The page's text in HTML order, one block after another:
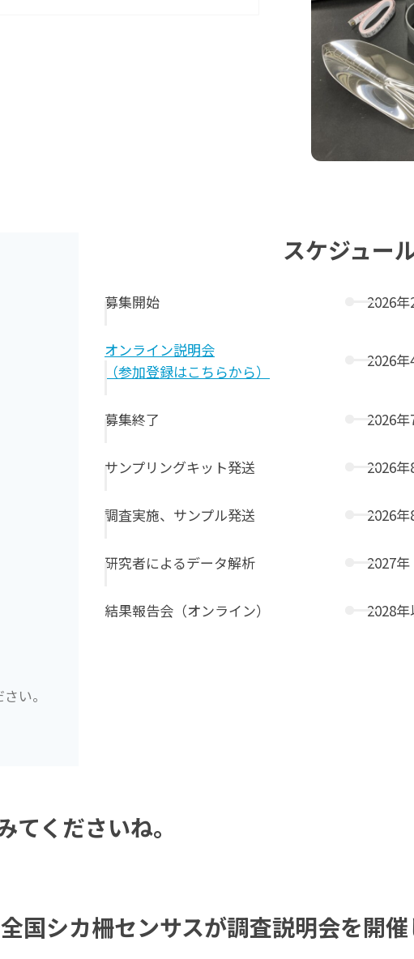
い。
スケジュー
2026年
募集開始
2026年
オンライン説明会
（参加登録はこちらから）
2026
募集終了
2026
サンプリングキット発送
2026
調査実施、サンプル発送
2027年
研究者によるデータ解析
2028
結果報告会（オンライン）
てくださいね。
国シカ柵センサスが調査説明会を開催